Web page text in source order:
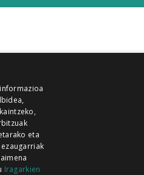
eta
Iragarkien